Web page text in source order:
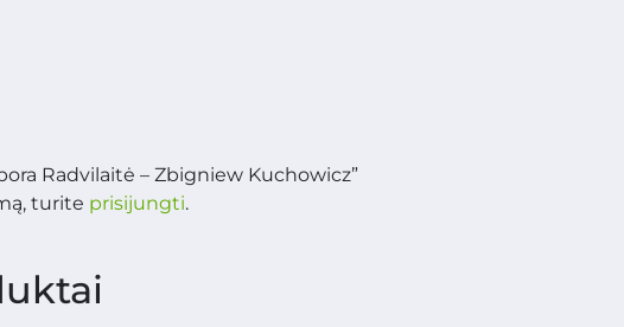
Radvilaitė – Zbigniew Kuchowicz”
turite prisijungti.